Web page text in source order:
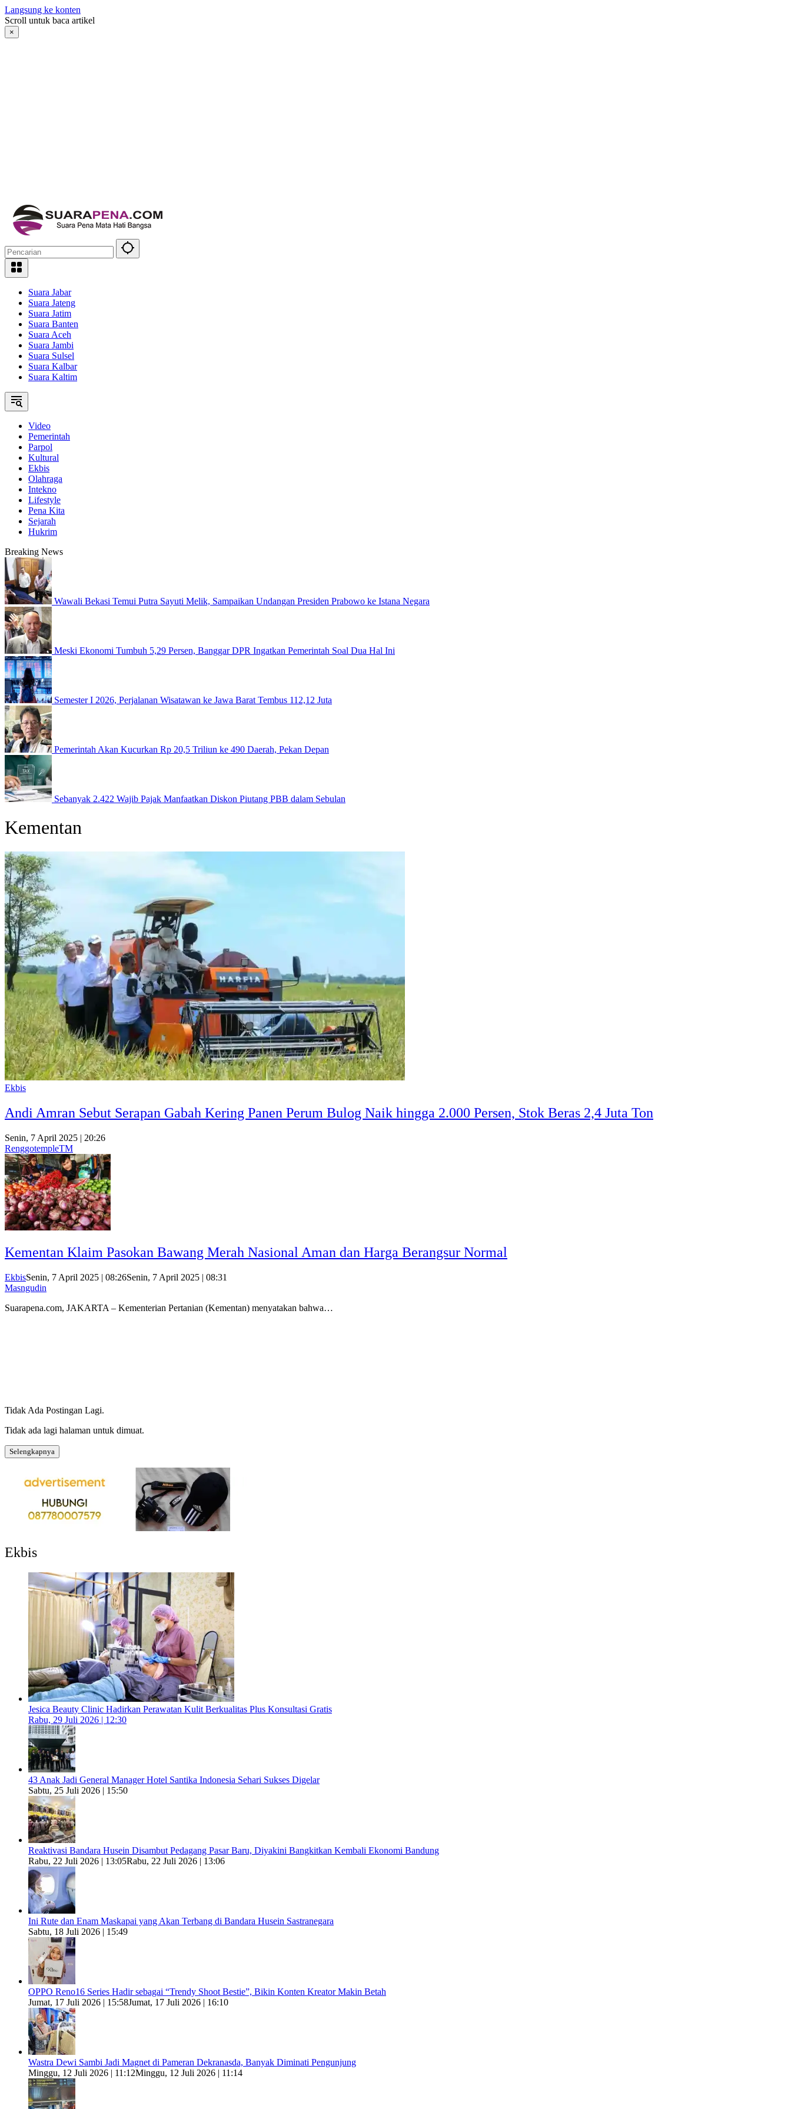
Langsung ke konten
Scroll untuk baca artikel
×
Suara Jabar
Suara Jateng
Suara Jatim
Suara Banten
Suara Aceh
Suara Jambi
Suara Sulsel
Suara Kalbar
Suara Kaltim
Video
Pemerintah
Parpol
Kultural
Ekbis
Olahraga
Intekno
Lifestyle
Pena Kita
Sejarah
Hukrim
Breaking News
Wawali Bekasi Temui Putra Sayuti Melik, Sampaikan Undangan Presiden Prabowo ke Istana Negara
Meski Ekonomi Tumbuh 5,29 Persen, Banggar DPR Ingatkan Pemerintah Soal Dua Hal Ini
Semester I 2026, Perjalanan Wisatawan ke Jawa Barat Tembus 112,12 Juta
Pemerintah Akan Kucurkan Rp 20,5 Triliun ke 490 Daerah, Pekan Depan
Sebanyak 2.422 Wajib Pajak Manfaatkan Diskon Piutang PBB dalam Sebulan
Kementan
Ekbis
Andi Amran Sebut Serapan Gabah Kering Panen Perum Bulog Naik hingga 2.000 Persen, Stok Beras 2,4 Juta Ton
Senin, 7 April 2025 | 20:26
RenggotempleTM
Kementan Klaim Pasokan Bawang Merah Nasional Aman dan Harga Berangsur Normal
EkbisSenin, 7 April 2025 | 08:26Senin, 7 April 2025 | 08:31
Masngudin
Suarapena.com, JAKARTA – Kementerian Pertanian (Kementan) menyatakan bahwa…
Tidak Ada Postingan Lagi.
Tidak ada lagi halaman untuk dimuat.
Selengkapnya
Ekbis
Jesica Beauty Clinic Hadirkan Perawatan Kulit Berkualitas Plus Konsultasi Gratis
Rabu, 29 Juli 2026 | 12:30
43 Anak Jadi General Manager Hotel Santika Indonesia Sehari Sukses Digelar
Sabtu, 25 Juli 2026 | 15:50
Reaktivasi Bandara Husein Disambut Pedagang Pasar Baru, Diyakini Bangkitkan Kembali Ekonomi Bandung
Rabu, 22 Juli 2026 | 13:05Rabu, 22 Juli 2026 | 13:06
Ini Rute dan Enam Maskapai yang Akan Terbang di Bandara Husein Sastranegara
Sabtu, 18 Juli 2026 | 15:49
OPPO Reno16 Series Hadir sebagai “Trendy Shoot Bestie”, Bikin Konten Kreator Makin Betah
Jumat, 17 Juli 2026 | 15:58Jumat, 17 Juli 2026 | 16:10
Wastra Dewi Sambi Jadi Magnet di Pameran Dekranasda, Banyak Diminati Pengunjung
Minggu, 12 Juli 2026 | 11:12Minggu, 12 Juli 2026 | 11:14